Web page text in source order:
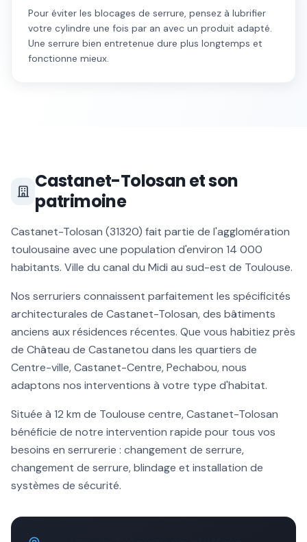
Pour éviter les blocages de serrure, pensez à lubrifier
votre cylindre une fois par an avec un produit adapté.
Une serrure bien entretenue dure plus longtemps et
fonctionne mieux.
Castanet-Tolosanet son
patrimoine
Castanet-Tolosan (31320) fait partie de l'agglomération
toulousaine avec une population d'environ 14 000
habitants. Ville du canal du Midi au sud-est de Toulouse.
Nos serruriers connaissent parfaitement les spécificités
architecturales de Castanet-Tolosan, des bâtiments
anciens aux résidences récentes. Que vous habitiez près
de Château de Castanetou dans les quartiers de
Centre-ville, Castanet-Centre, Pechabou, nous
adaptons nos interventions à votre type d'habitat.
Située à 12 km de Toulouse centre,Castanet-Tolosan
bénéficie de notre intervention rapide pour tous vos
besoins en serrurerie : changement de serrure,
changement de serrure, blindage et installation de
systèmes de sécurité.